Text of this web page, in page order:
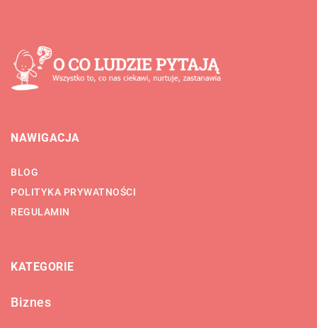
NAWIGACJA
BLOG
POLITYKA PRYWATNOŚCI
REGULAMIN
KATEGORIE
Biznes